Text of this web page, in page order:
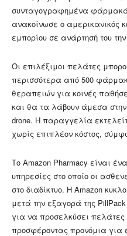
συνταγογραφημένα φάρμακά
ανακοίνωσε ο αμερικανικός
εμπορίου σε ανάρτησή του
Οι επιλέξιμοι πελάτες
περισσότερα από 500
θεραπειών για κοινές
και θα τα λάβουν άμεσα στην
drone. Η παραγγελία
χωρίς επιπλέον κόστος,
Το Amazon Pharmacy είναι
υπηρεσίες στο οποίο οι
στο διαδίκτυο. Η Amazon
μετά την εξαγορά της
για να προσελκύσει πελάτες
προσφέροντας προνόμια για